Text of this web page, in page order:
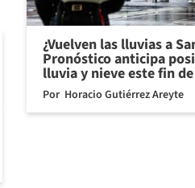
¿Vuelven las lluvias a
Pronóstico anticipa
lluvia y nieve este fin
Por Horacio Gutiérrez Areyte